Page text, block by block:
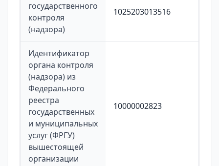
государственного
контроля
(надзора)
1025203013516
Идентификатор
органа контроля
(надзора) из
Федерального
реестра
государственных
и муниципальных
услуг (ФРГУ)
вышестоящей
организации
10000002823